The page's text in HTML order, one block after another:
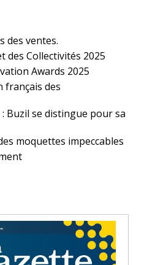
des ventes.
des Collectivités 2025
Awards 2025
français des
Buzil se distingue pour sa
moquettes impeccables